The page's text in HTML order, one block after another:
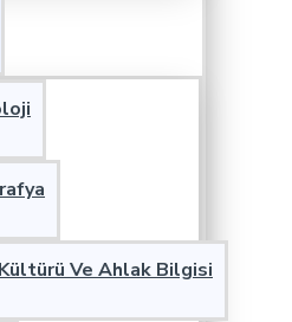
Ve Ahlak Bilgisi